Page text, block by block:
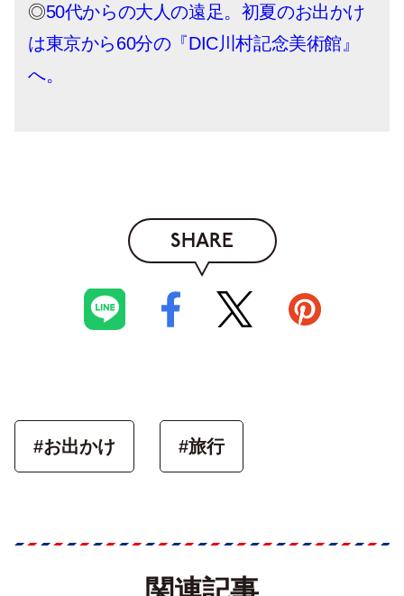
◎50代からの大人の遠足。初夏のお出かけ
は東京から60分の『DIC川村記念美術館』
へ。
SHARE
#お出かけ #旅行